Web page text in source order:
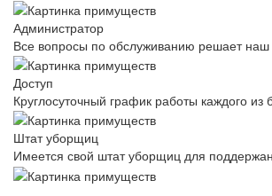
Администратор
Все вопросы по обслуживанию решает наш
Доступ
Круглосуточный график работы каждого из
Штат уборщиц
Имеется свой штат уборщиц для